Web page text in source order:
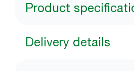
Product
Delivery details